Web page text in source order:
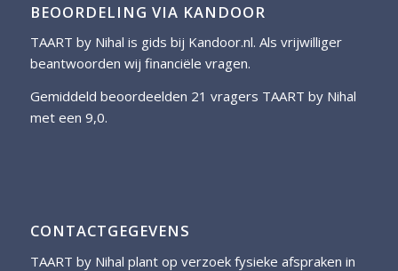
BEOORDELING VIA KANDOOR
TAART by Nihal is gids bij Kandoor.nl. Als vrijwilliger
beantwoorden wij financiële vragen.
Gemiddeld beoordeelden 21 vragers TAART by Nihal
met een 9,0.
CONTACTGEGEVENS
TAART by Nihal plant op verzoek fysieke afspraken in